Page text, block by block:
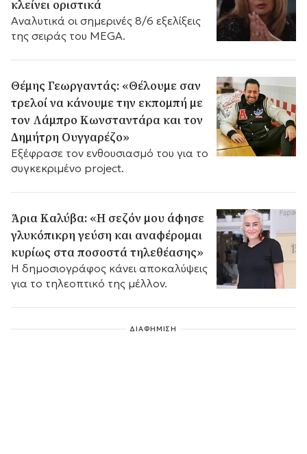
κλείνει οριστικά
Αναλυτικά οι σημερινές 8/6 εξελίξεις
της σειράς του MEGA.
Θέμης Γεωργαντάς: «Θέλουμε σαν
τρελοί να κάνουμε την εκπομπή με
τον Λάμπρο Κωνσταντάρα και τον
Δημήτρη Ουγγαρέζο»
Εξέφρασε τον ενθουσιασμό του για το
συγκεκριμένο project.
Άρια Καλύβα: «Η σεζόν μου άφησε
γλυκόπικρη γεύση και αναφέρομαι
κυρίως στα ποσοστά τηλεθέασης»
Η δημοσιογράφος κάνει αποκαλύψεις
για το τηλεοπτικό της μέλλον.
ΔΙΑΦΗΜΙΣΗ